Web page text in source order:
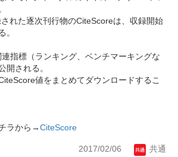
れた逐次刊行物のCiteScoreは、収録開始
。
指標（ランキング、ベンチマーキングな
開される。
値をまとめてダウンロードするこ
から→CiteScore
2017/02/06 共通